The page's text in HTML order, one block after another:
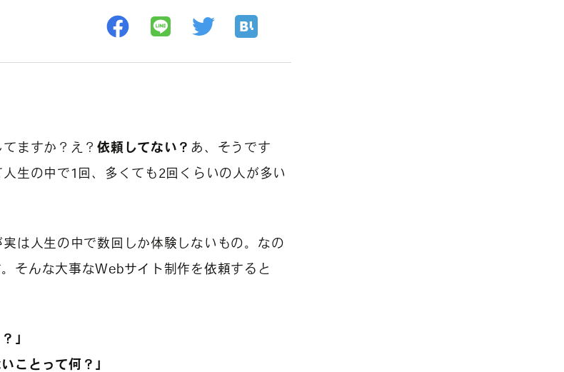
ますか？え？依頼してない？ あ、そうです
生の中で1回、多くても2回くらいの人が多い
は人生の中で数回しか体験しないもの。なの
そんな大事なWebサイト制作を依頼すると
」
ことって何？」